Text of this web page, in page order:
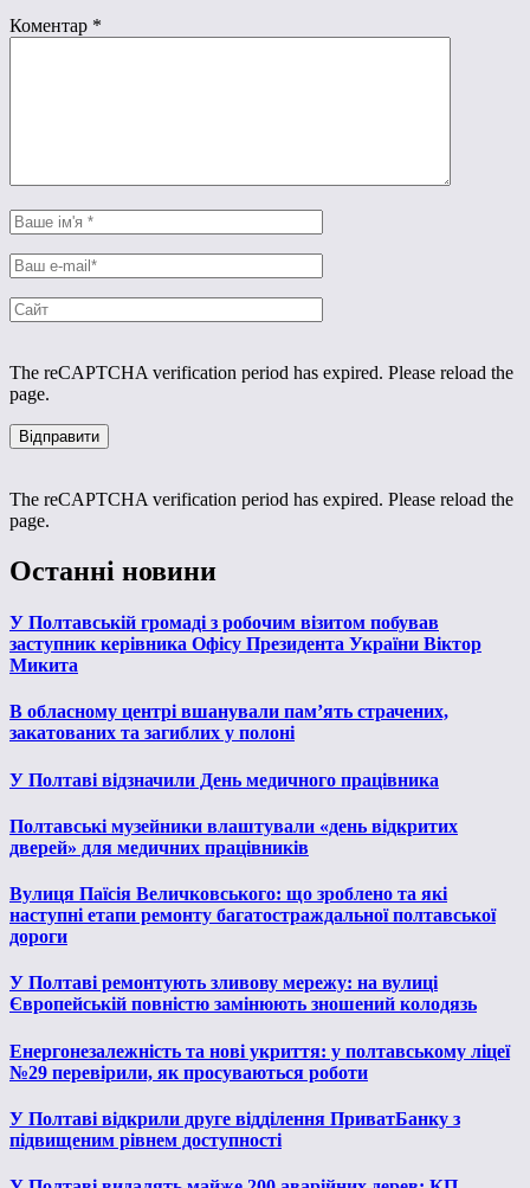
Коментар *
The reCAPTCHA verification period has expired. Please reload the
page.
The reCAPTCHA verification period has expired. Please reload the
page.
Останні новини
У Полтавській громаді з робочим візитом побував
заступник керівника Офісу Президента України Віктор
Микита
В обласному центрі вшанували пам’ять страчених,
закатованих та загиблих у полоні
У Полтаві відзначили День медичного працівника
Полтавські музейники влаштували «день відкритих
дверей» для медичних працівників
Вулиця Паїсія Величковського: що зроблено та які
наступні етапи ремонту багатостраждальної полтавської
дороги
У Полтаві ремонтують зливову мережу: на вулиці
Європейській повністю замінюють зношений колодязь
Енергонезалежність та нові укриття: у полтавському ліцеї
№29 перевірили, як просуваються роботи
У Полтаві відкрили друге відділення ПриватБанку з
підвищеним рівнем доступності